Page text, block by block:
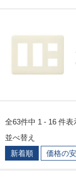
全63件中 1 - 16 件表
並べ替え
新着順
価格の